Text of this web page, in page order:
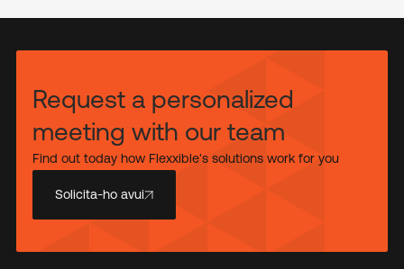
Request a personalized
meeting with our team
Find out today how Flexxible's solutions work for you
Solicita-ho avui